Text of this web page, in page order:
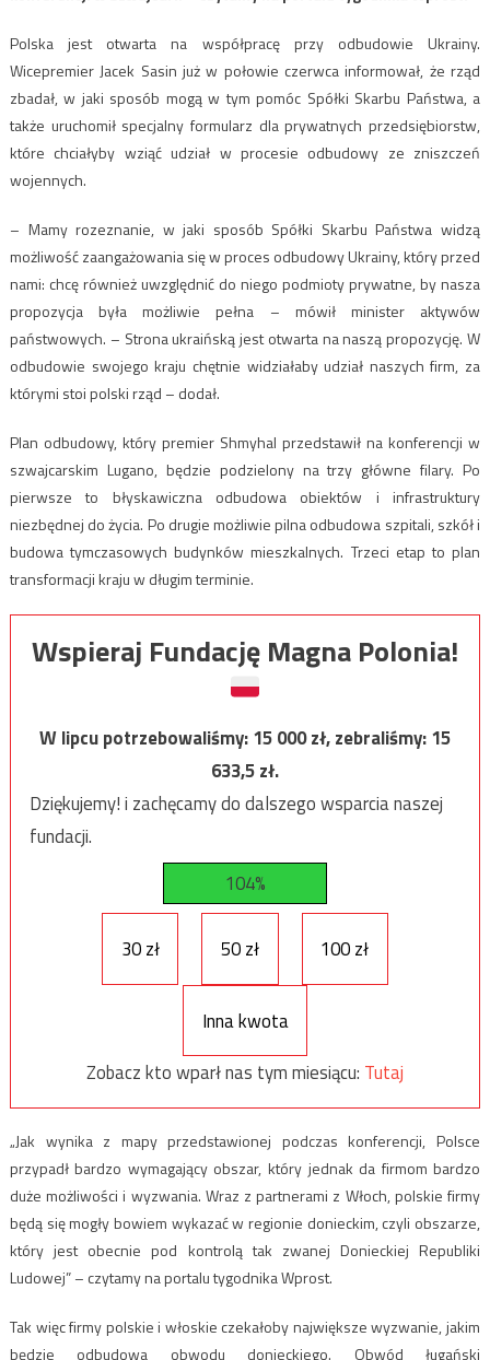
Polska jest otwarta na współpracę przy odbudowie Ukrainy.
Wicepremier Jacek Sasin już w połowie czerwca informował, że rząd
zbadał, w jaki sposób mogą w tym pomóc Spółki Skarbu Państwa, a
także uruchomił specjalny formularz dla prywatnych przedsiębiorstw,
które chciałyby wziąć udział w procesie odbudowy ze zniszczeń
wojennych.
– Mamy rozeznanie, w jaki sposób Spółki Skarbu Państwa widzą
możliwość zaangażowania się w proces odbudowy Ukrainy, który przed
nami: chcę również uwzględnić do niego podmioty prywatne, by nasza
propozycja była możliwie pełna – mówił minister aktywów
państwowych. – Strona ukraińską jest otwarta na naszą propozycję. W
odbudowie swojego kraju chętnie widziałaby udział naszych firm, za
którymi stoi polski rząd – dodał.
Plan odbudowy, który premier Shmyhal przedstawił na konferencji w
szwajcarskim Lugano, będzie podzielony na trzy główne filary. Po
pierwsze to błyskawiczna odbudowa obiektów i infrastruktury
niezbędnej do życia. Po drugie możliwie pilna odbudowa szpitali, szkół i
budowa tymczasowych budynków mieszkalnych. Trzeci etap to plan
transformacji kraju w długim terminie.
Wspieraj Fundację Magna Polonia!
W lipcu potrzebowaliśmy:15 000zł, zebraliśmy:15
633,5zł.
Dziękujemy! i zachęcamy do dalszego wsparcia naszej
fundacji.
104%
30 zł 50 zł 100 zł
Inna kwota
Zobacz kto wparł nas tym miesiącu: Tutaj
„Jak wynika z mapy przedstawionej podczas konferencji, Polsce
przypadł bardzo wymagający obszar, który jednak da firmom bardzo
duże możliwości i wyzwania. Wraz z partnerami z Włoch, polskie firmy
będą się mogły bowiem wykazać w regionie donieckim, czyli obszarze,
który jest obecnie pod kontrolą tak zwanej Donieckiej Republiki
Ludowej” – czytamy na portalu tygodnika Wprost.
Tak więc firmy polskie i włoskie czekałoby największe wyzwanie, jakim
będzie odbudowa obwodu donieckiego. Obwód ługański